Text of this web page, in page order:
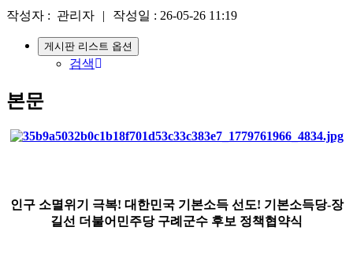
작성자 : 관리자 | 작성일 : 26-05-26 11:19
게시판 리스트 옵션
검색
본문
인구 소멸위기 극복! 대한민국 기본소득 선도! 기본소득당-장
길선 더불어민주당 구례군수 후보 정책협약식